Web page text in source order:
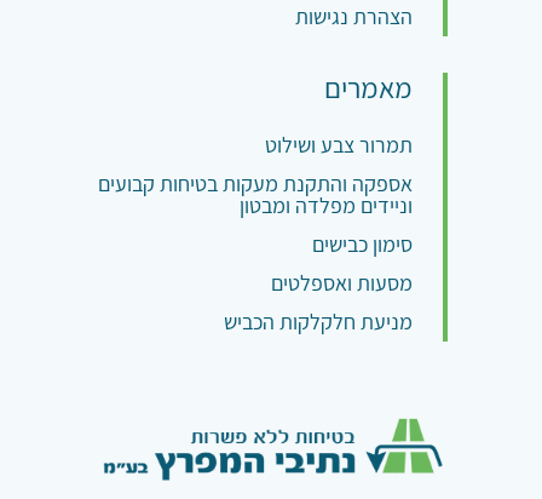
הצהרת נגישות
מאמרים
תמרור צבע ושילוט
אספקה והתקנת מעקות בטיחות קבועים
וניידים מפלדה ומבטון
סימון כבישים
מסעות ואספלטים
מניעת חלקלקות הכביש